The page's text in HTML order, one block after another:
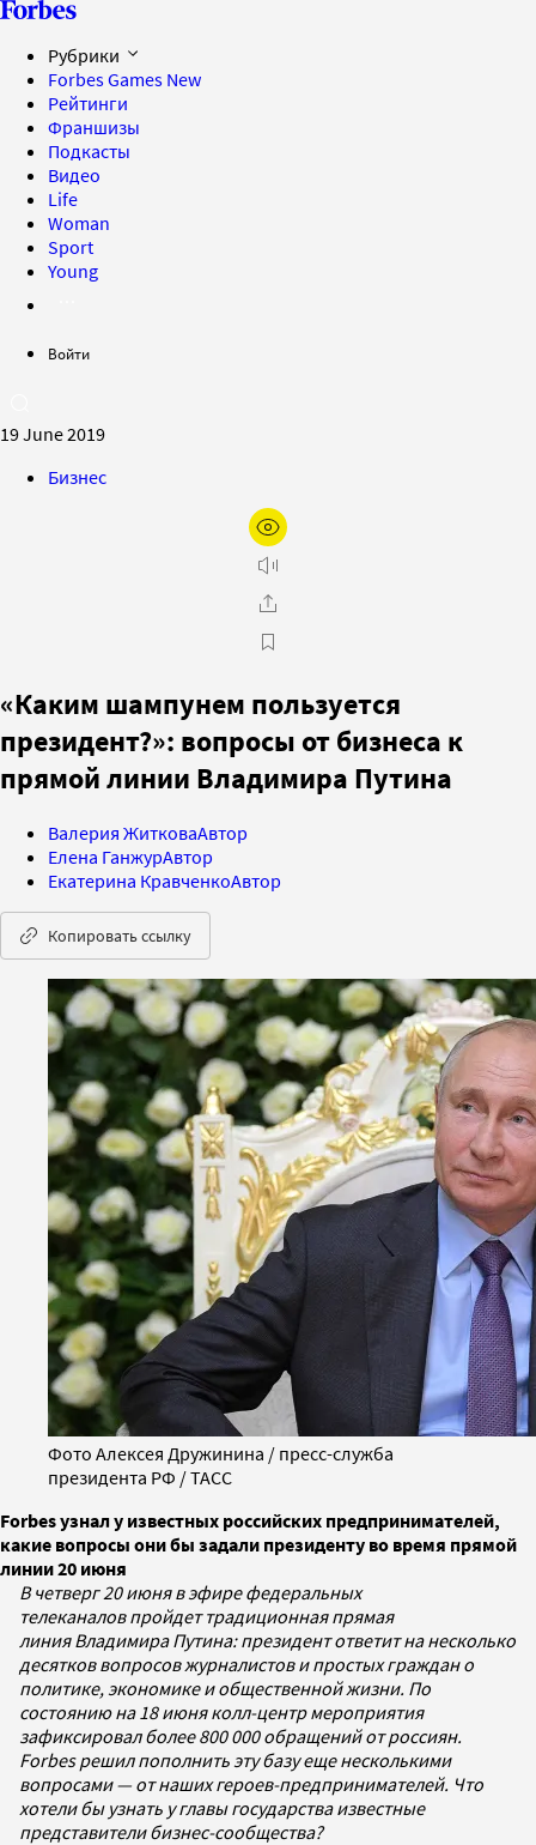
Рубрики
Forbes Games New
Рейтинги
Франшизы
Подкасты
Видео
Life
Woman
Sport
Young
Войти
19 June 2019
Бизнес
«Каким шампунем пользуется
президент?»: вопросы от бизнеса к
прямой линии Владимира Путина
Валерия ЖитковаАвтор
Елена ГанжурАвтор
Екатерина КравченкоАвтор
Копировать ссылку
Фото Алексея Дружинина / пресс-служба
президента РФ / ТАСС
Forbes узнал у известных российских предпринимателей,
какие вопросы они бы задали президенту во время прямой
линии 20 июня
В четверг 20 июня в эфире федеральных
телеканалов пройдет традиционная прямая
линия Владимира Путина: президент ответит на несколько
десятков вопросов журналистов и простых граждан о
политике, экономике и общественной жизни. По
состоянию на 18 июня колл-центр мероприятия
зафиксировал более 800 000 обращений от россиян.
Forbes решил пополнить эту базу еще несколькими
вопросами — от наших героев-предпринимателей. Что
хотели бы узнать у главы государства известные
представители бизнес-сообщества?